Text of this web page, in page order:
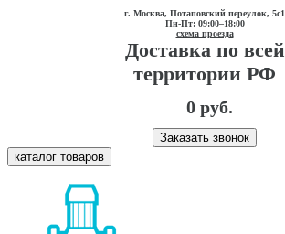
г. Москва, Потаповский переулок, 5с1
Пн-Пт: 09:00–18:00
схема проезда
Доставка по всей
территории РФ
0 руб.
Заказать звонок
каталог товаров